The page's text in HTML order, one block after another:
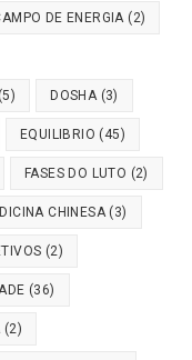
DE ENERGIA (2)
(5) DOSHA (3)
EQUILIBRIO (45)
FASES DO LUTO (2)
CHINESA (3)
(2)
(36)
(2)